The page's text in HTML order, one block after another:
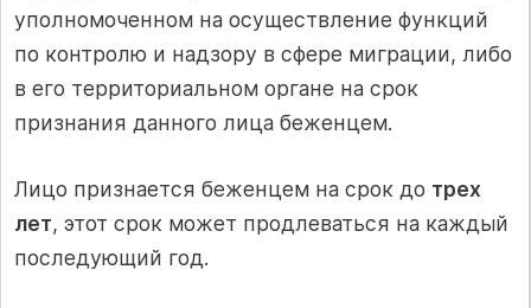
уполномоченном на осуществление функций
по контролю и надзору в сфере миграции, либо
в его территориальном органе на срок
признания данного лица беженцем.
Лицо признается беженцем на срок до трех
лет, этот срок может продлеваться на каждый
последующий год.